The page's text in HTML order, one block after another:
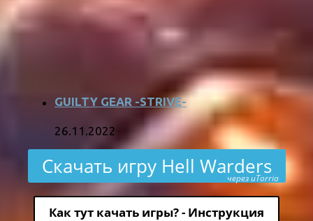
GUILTY GEAR -STRIVE-
26.11.2022
Скачать игру Hell Warders
через uTorria
Как тут качать игры? - Инструкция